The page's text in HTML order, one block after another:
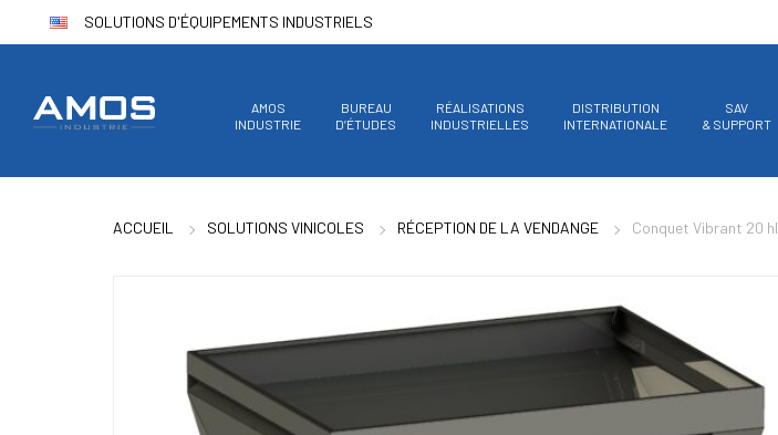
SOLUTIONS D'ÉQUIPEMENTS INDUSTRIELS
AMOS
INDUSTRIE
BUREAU
D’ÉTUDES
RÉALISATIONS
INDUSTRIELLES
DISTRIBUTION
INTERNATIONALE
SAV
& SUPPORT
ACCUEIL SOLUTIONS VINICOLES RÉCEPTION DE LA VENDANGE Conquet Vibrant 20 hl